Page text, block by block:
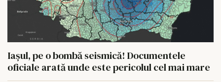
Iașul, pe o bombă seismică! Documentele
oficiale arată unde este pericolul cel mai mare